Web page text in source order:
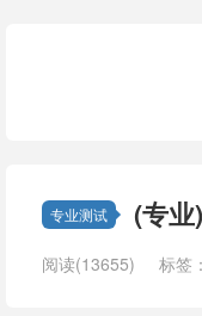
专业测试 (专
阅读(13655) 标签：